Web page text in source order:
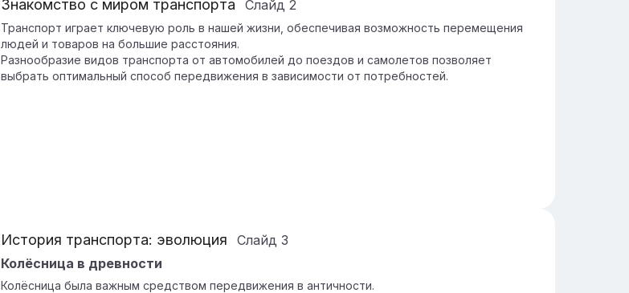
Знакомство с миром транспорта Слайд 2
Транспорт играет ключевую роль в нашей жизни, обеспечивая возможность перемещения
людей и товаров на большие расстояния.
Разнообразие видов транспорта от автомобилей до поездов и самолетов позволяет
выбрать оптимальный способ передвижения в зависимости от потребностей.
История транспорта: эволюция Слайд 3
Колёсница в древности
Колёсница была важным средством передвижения в античности.